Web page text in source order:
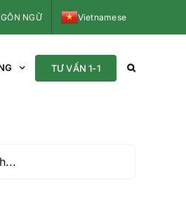
NGỮ Vietnamese
TƯ VẤN 1-1